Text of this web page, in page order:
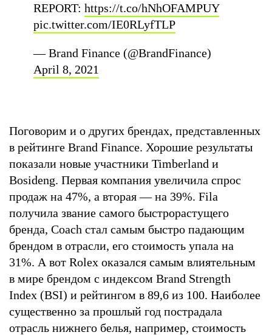
REPORT: https://t.co/hNhOFAMPUY
pic.twitter.com/IE0RLyfTLP
— Brand Finance (@BrandFinance)
April 8, 2021
Поговорим и о других брендах, представленных
в рейтинге Brand Finance. Хорошие результаты
показали новые участники Timberland и
Bosideng. Первая компания увеличила спрос
продаж на 47%, а вторая — на 39%. Fila
получила звание самого быстрорастущего
бренда, Coach стал самым быстро падающим
брендом в отрасли, его стоимость упала на
31%. А вот Rolex оказался самым влиятельным
в мире брендом с индексом Brand Strength
Index (BSI) и рейтингом в 89,6 из 100. Наиболее
существенно за прошлый год пострадала
отрасль нижнего белья, например, стоимость